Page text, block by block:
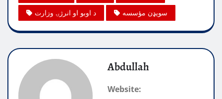
د اوبو او انرژۍ وزارت
سویډن مؤسسه
Abdullah
Website: